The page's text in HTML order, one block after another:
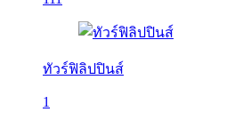
ทัวร์ฟิลิปปินส์
1